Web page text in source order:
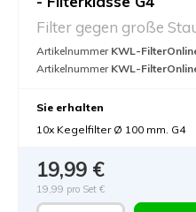
Filter gegen große
Artikelnummer KWL-
Artikelnummer KWL-
Sie erhalten
10x Kegelfilter Ø 100 mm. G4
19,99 €
19,99 pro Set €